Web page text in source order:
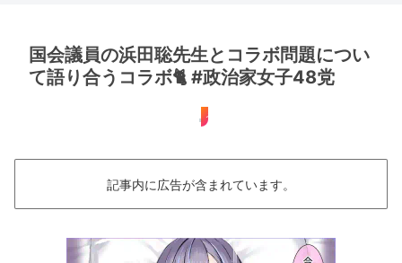
国会議員の浜田聡先生とコラボ問題につい
て語り合うコラボ🐈 #政治家女子48党
うなぎちゃん
記事内に広告が含まれています。